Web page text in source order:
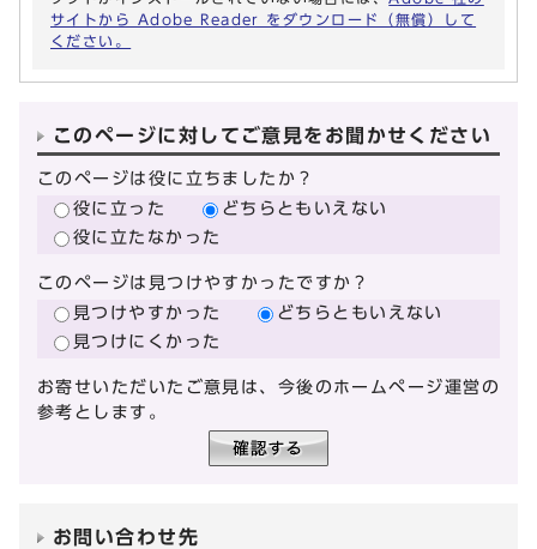
サイトから Adobe Reader をダウンロード（無償）して
ください。
このページに対してご意見をお聞かせください
このページは役に立ちましたか？
役に立った
どちらともいえない
役に立たなかった
このページは見つけやすかったですか？
見つけやすかった
どちらともいえない
見つけにくかった
お寄せいただいたご意見は、今後のホームページ運営の
参考とします。
お問い合わせ先